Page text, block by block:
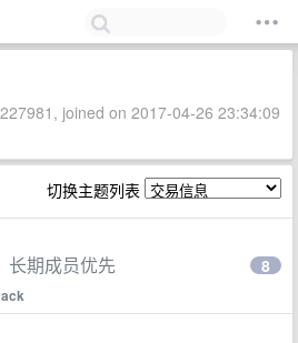
joined on 2017-04-26 23:34:09
切换主题列表
长期成员优先 8